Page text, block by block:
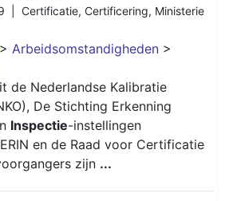
| Certificatie, Certificering, Ministerie
> Arbeidsomstandigheden >
de Nederlandse Kalibratie
De Stichting Erkenning
Inspectie-instellingen
en de Raad voor Certificatie
zijn ...